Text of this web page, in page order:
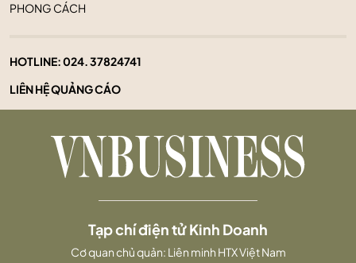
PHONG CÁCH
HOTLINE:024. 37824741
LIÊN HỆ QUẢNG CÁO
Tạp chí điện tử Kinh Doanh
Cơ quan chủ quản: Liên minh HTX Việt Nam